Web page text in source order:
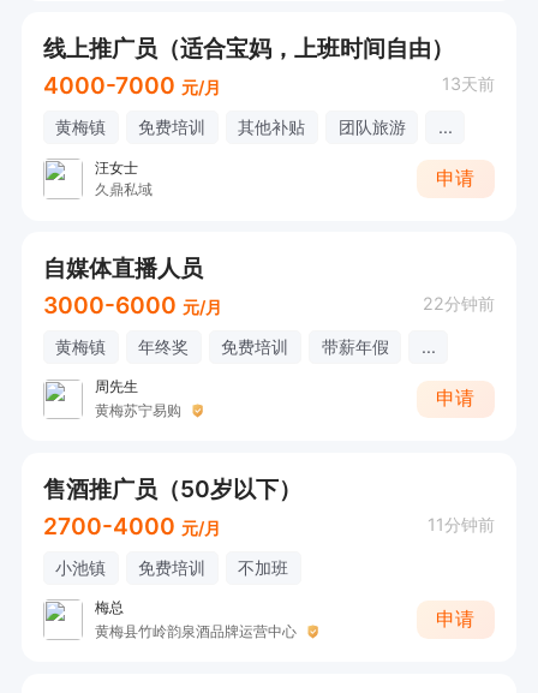
线上推广员（适合宝妈，上班时间自由）
4000-7000 元/月 13天前
黄梅镇 免费培训 其他补贴 团队旅游 ...
汪女士
久鼎私域
申请
自媒体直播人员
3000-6000 元/月 22分钟前
黄梅镇 年终奖 免费培训 带薪年假 ...
周先生
黄梅苏宁易购
申请
售酒推广员（50岁以下）
2700-4000 元/月 11分钟前
小池镇 免费培训 不加班
梅总
黄梅县竹岭韵泉酒品牌运营中心
申请